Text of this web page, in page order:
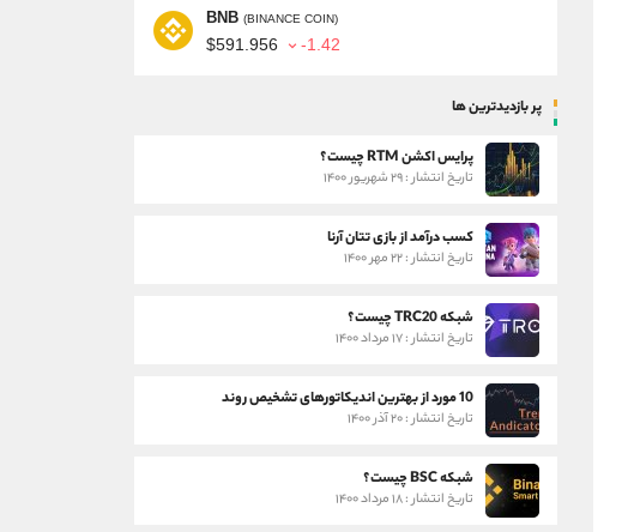
BNB (BINANCE COIN)
$591.956 -1.42
پر بازدیدترین ها
پرایس اکشن RTM چیست؟
تاریخ انتشار : ۲۹ شهریور ۱۴۰۰
کسب درآمد از بازی تتان آرنا
تاریخ انتشار : ۲۲ مهر ۱۴۰۰
شبکه TRC20 چیست؟
تاریخ انتشار : ۱۷ مرداد ۱۴۰۰
10 مورد از بهترین اندیکاتورهای تشخیص روند
تاریخ انتشار : ۲۰ آذر ۱۴۰۰
شبکه BSC چیست؟
تاریخ انتشار : ۱۸ مرداد ۱۴۰۰